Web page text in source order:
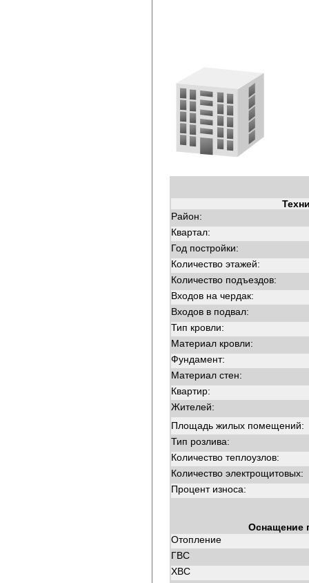
Район:
Квартал:
Год постройки:
Количество этажей:
Количество подъездов:
Входов на чердак:
Входов в подвал:
Тип кровли:
Материал кровли:
Фундамент:
Материал стен:
Квартир:
Жителей:
Площадь жилых помещений:
Тип розлива:
Количество теплоузлов:
Количество электрощитовых:
Процент износа:
Оснащение
Отопление
ГВС
ХВС